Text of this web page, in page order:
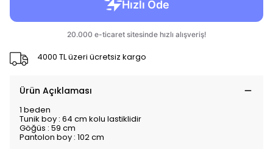
4000 TL üzeri ücretsiz kargo
Ürün Açıklaması
1 beden
Tunik boy : 64 cm kolu lastiklidir
Göğüs : 59 cm
Pantolon boy : 102 cm